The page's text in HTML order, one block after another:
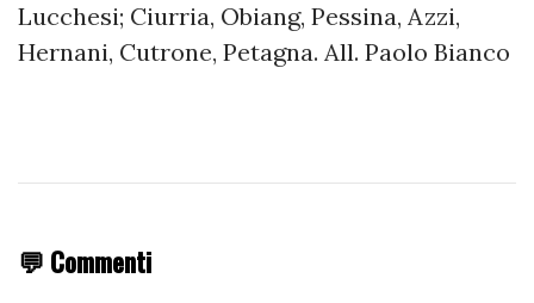
Lucchesi; Ciurria, Obiang, Pessina, Azzi,
Hernani, Cutrone, Petagna. All. Paolo Bianco
💬 Commenti